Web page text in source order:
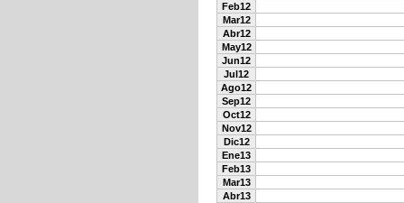
Feb12
Mar12
Abr12
May12
Jun12
Jul12
Ago12
Sep12
Oct12
Nov12
Dic12
Ene13
Feb13
Mar13
Abr13